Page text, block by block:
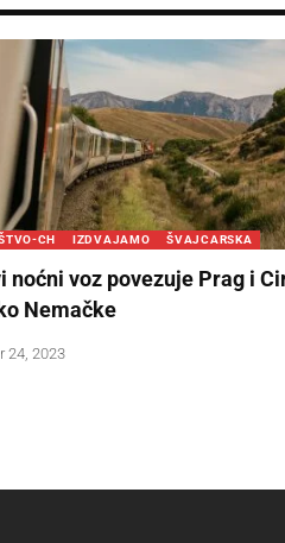
CH IZDVAJAMO ŠVAJCARSKA
noćni voz povezuje Prag i
Nemačke
24, 2023